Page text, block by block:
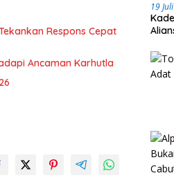
Respons Cepat
Ancaman Karhutla
19